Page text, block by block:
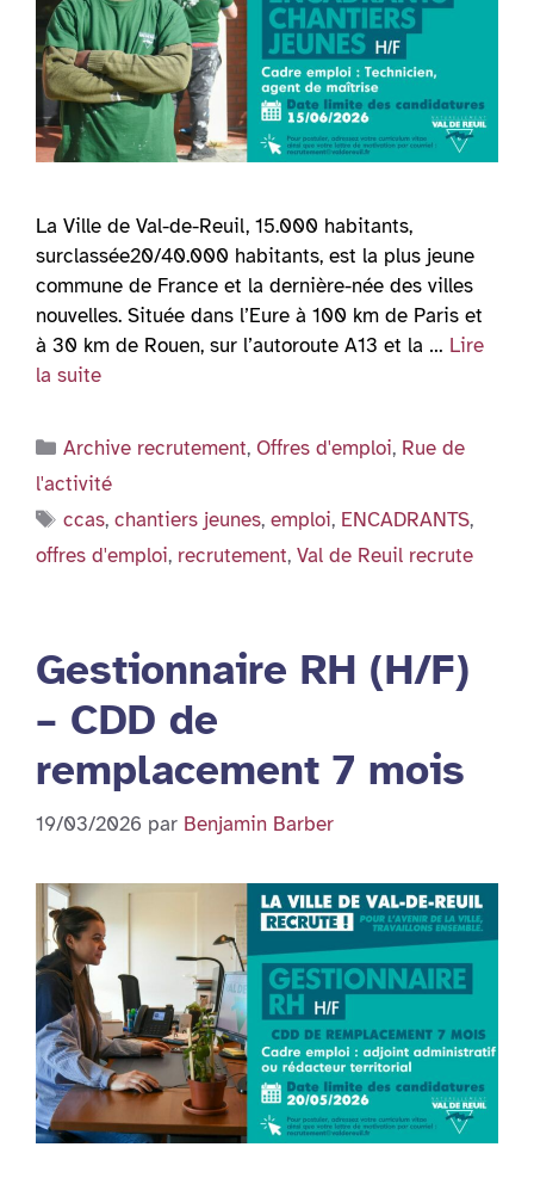
La Ville de Val-de-Reuil, 15.000 habitants,
surclassée20/40.000 habitants, est la plus jeune
commune de France et la dernière-née des villes
nouvelles. Située dans l’Eure à 100 km de Paris et
à 30 km de Rouen, sur l’autoroute A13 et la … Lire
la suite
Catégories
Archive recrutement, Offres d'emploi, Rue de
l'activité
Étiquettes
ccas,chantiers jeunes,emploi, ENCADRANTS,
offres d'emploi, recrutement, Val de Reuil recrute
Gestionnaire RH (H/F)
– CDD de
remplacement 7 mois
19/03/2026 par Benjamin Barber